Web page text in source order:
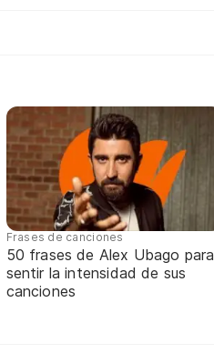
Frases de canciones
50 frases de Alex Ubago para
sentir la intensidad de sus
canciones